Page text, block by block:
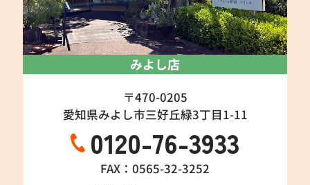
みよし店
〒470-0205
愛知県みよし市三好丘緑3丁目1-11
0120-76-3933
FAX：0565-32-3252